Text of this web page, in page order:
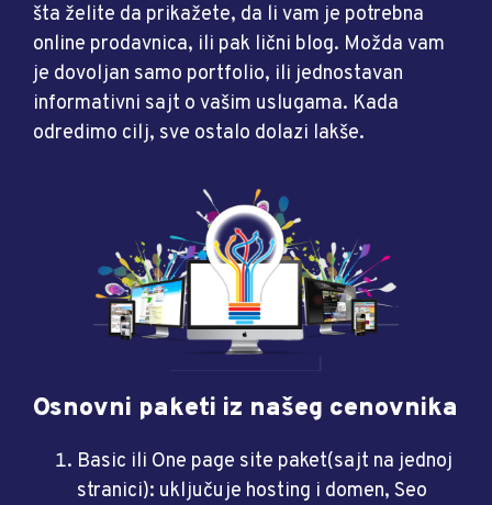
šta želite da prikažete, da li vam je potrebna
online prodavnica, ili pak lični blog. Možda vam
je dovoljan samo portfolio, ili jednostavan
informativni sajt o vašim uslugama. Kada
odredimo cilj, sve ostalo dolazi lakše.
Osnovni paketi iz našeg cenovnika
Basic ili One page site paket(sajt na jednoj
stranici): uključuje hosting i domen, Seo